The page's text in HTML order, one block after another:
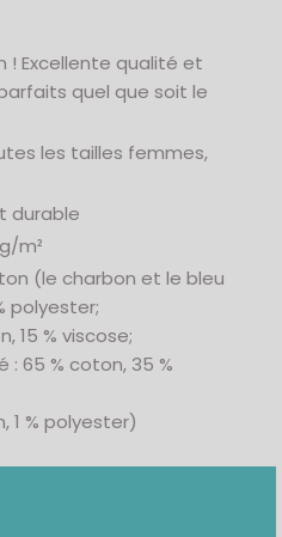
Excellente qualité et
quel que soit le
les tailles femmes,
durable
m²
(le charbon et le bleu
polyester;
15 % viscose;
: 65 % coton, 35 %
1 % polyester)